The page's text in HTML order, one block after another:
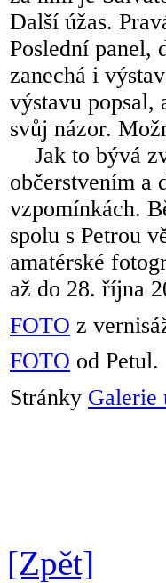
Další úžas.
Poslední panel,
zanechá i
výstavu popsal,
svůj názor.
Jak to bývá
občerstvením a
vzpomínkách.
spolu s Petrou
amatérské
až do 28. října
FOTO z
FOTO od Petul.
Stránky Galerie
[Zpět]